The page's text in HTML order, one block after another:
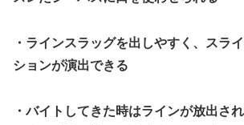
・ラインスラッグを出しやすく、スラ
ションが演出できる
・バイトしてきた時はラインが放出さ